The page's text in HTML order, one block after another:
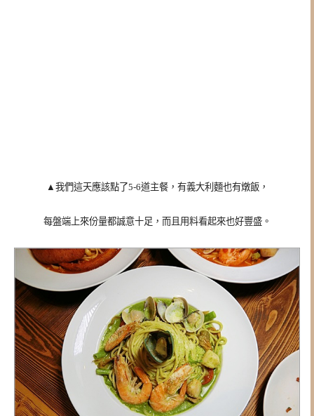
▲我們這天應該點了5-6道主餐，有義大利麵也有燉飯，
每盤端上來份量都誠意十足，而且用料看起來也好豐盛。